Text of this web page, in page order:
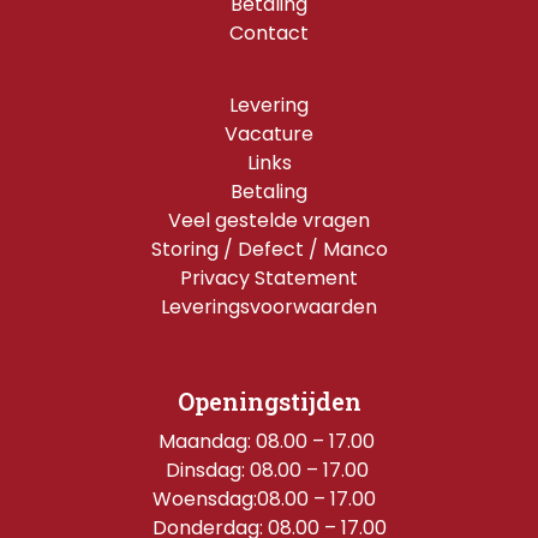
Contact
Levering
Vacature
Links
Betaling
Veel gestelde vragen
Storing / Defect / Manco
Privacy Statement
Leveringsvoorwaarden
Openingstijden
Maandag: 08.00 – 17.00
Dinsdag: 08.00 – 17.00
Woensdag:08.00 – 17.00
Donderdag: 08.00 – 17.00